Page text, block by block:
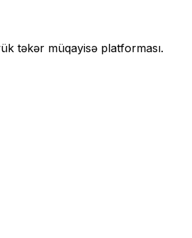
təkər müqayisə platforması.